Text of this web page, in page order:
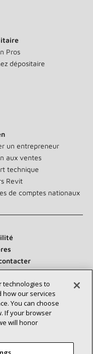
Pros
dépositaire
un entrepreneur
aux ventes
technique
Revit
de comptes nationaux
technologies to
our services
You can choose
If your browser
will honor